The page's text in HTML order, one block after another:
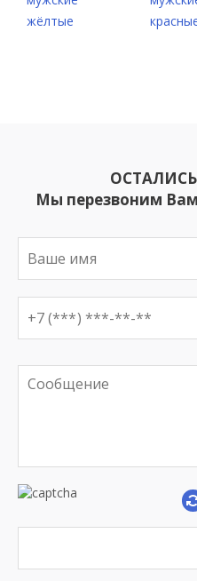
жёлтые
Мы перезвоним